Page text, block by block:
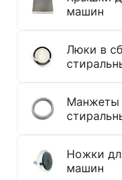
машин
Люки в
Манжеты
Ножки
машин